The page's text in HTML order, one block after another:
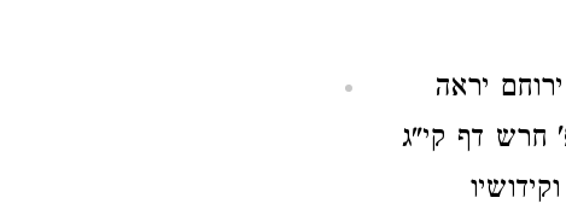
יראה
חרש דף קי"ג